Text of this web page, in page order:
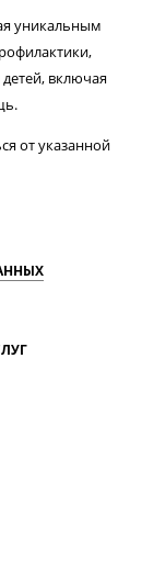
уникальным
включая
от указанной